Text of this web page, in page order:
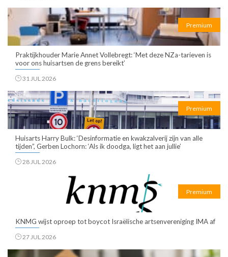
Premium
Praktijkhouder Marie Annet Vollebregt: ‘Met deze NZa-tarieven is
voor ons huisartsen de grens bereikt’
31 JUL 2026
Premium
Huisarts Harry Bulk: ‘Desinformatie en kwakzalverij zijn van alle
tijden”, Gerben Lochorn: ‘Als ik doodga, ligt het aan jullie’
28 JUL 2026
Premium
KNMG wijst oproep tot boycot Israëlische artsenvereniging IMA af
27 JUL 2026